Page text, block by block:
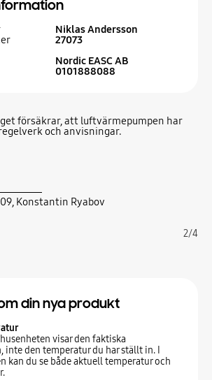
Niklas Andersson
27073
Nordic EASC AB
0101888088
försäkrar, att luftvärmepumpen har
och anvisningar.
, Konstantin Ryabov
2/4
din nya produkt
visar den faktiska
inte den temperatur du har ställt in. I
kan du se både aktuell temperatur och